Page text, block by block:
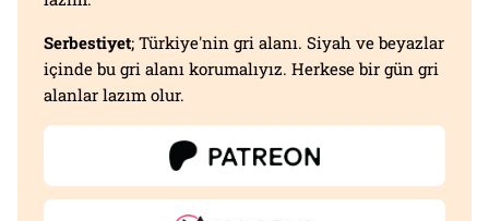
Serbestiyet; Türkiye'nin gri alanı. Siyah ve beyazlar
içinde bu gri alanı korumalıyız. Herkese bir gün gri
alanlar lazım olur.